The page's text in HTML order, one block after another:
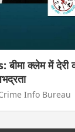
क्लेम में देरी
Info Bureau